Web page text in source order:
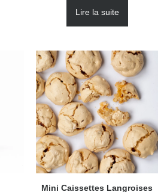
Lire la suite
Mini Caissettes Langroises